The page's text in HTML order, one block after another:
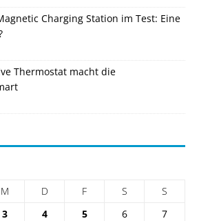
Charging Station im Test: Eine
Thermostat macht die
M D F S
S
3 4 5 6
7